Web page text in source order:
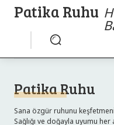
Patika Ruhu
Patika Ruhu
Sana özgür ruhunu
Sağlığı ve doğayla uyumu